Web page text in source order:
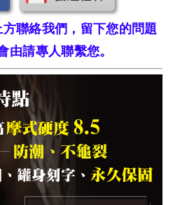
聯絡我們，留下您的問題
由請專人聯繫您。